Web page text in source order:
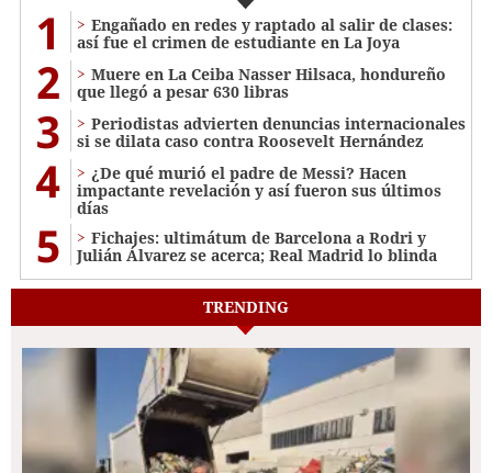
1
Engañado en redes y raptado al salir de clases:
así fue el crimen de estudiante en La Joya
2
Muere en La Ceiba Nasser Hilsaca, hondureño
que llegó a pesar 630 libras
3
Periodistas advierten denuncias internacionales
si se dilata caso contra Roosevelt Hernández
4
¿De qué murió el padre de Messi? Hacen
impactante revelación y así fueron sus últimos
días
5
Fichajes: ultimátum de Barcelona a Rodri y
Julián Álvarez se acerca; Real Madrid lo blinda
TRENDING